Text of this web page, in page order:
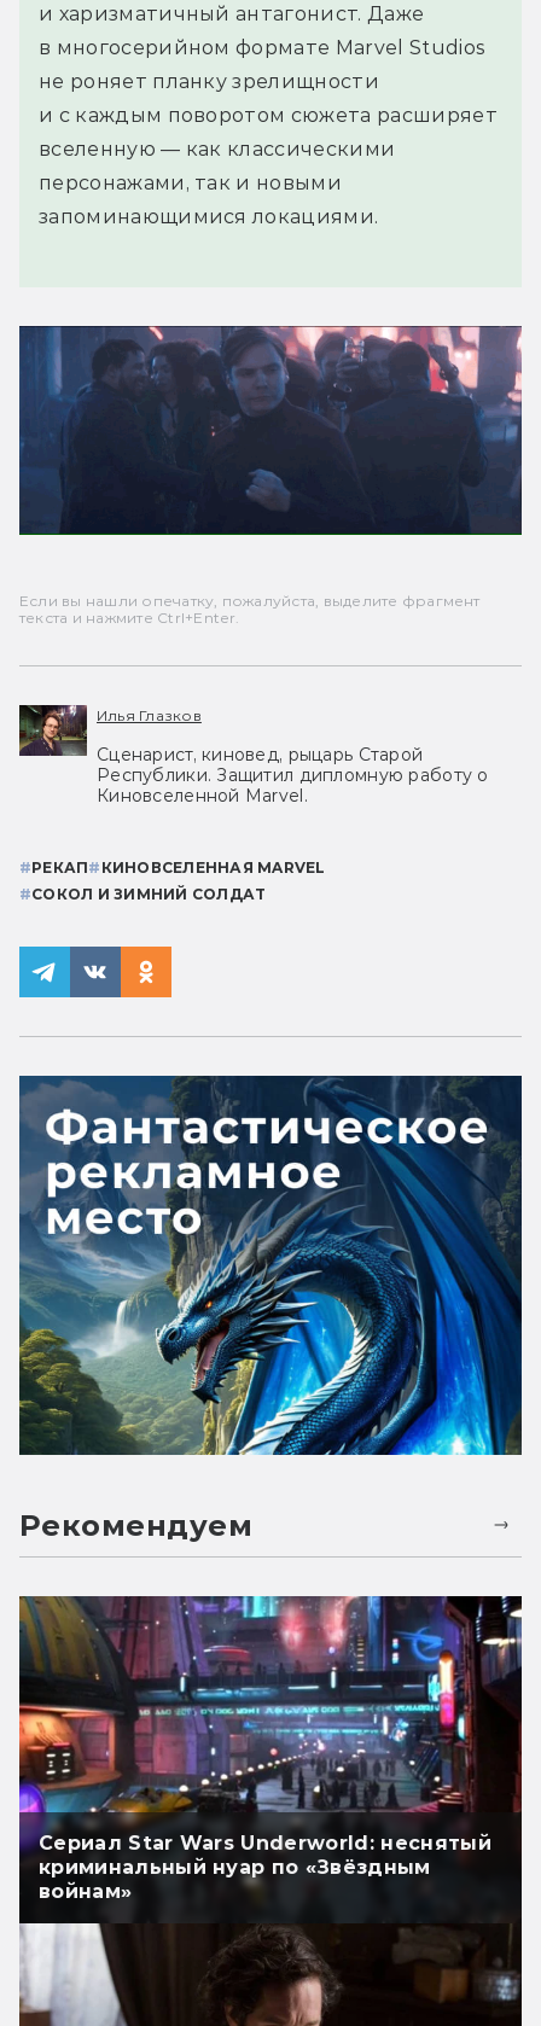
и харизматичный антагонист. Даже
в многосерийном формате Marvel Studios
не роняет планку зрелищности
и с каждым поворотом сюжета расширяет
вселенную — как классическими
персонажами, так и новыми
запоминающимися локациями.
Если вы нашли опечатку, пожалуйста, выделите фрагмент
текста и нажмите Ctrl+Enter.
Илья Глазков
Сценарист, киновед, рыцарь Старой
Республики. Защитил дипломную работу о
Киновселенной Marvel.
#РЕКАП# КИНОВСЕЛЕННАЯ MARVEL
#СОКОЛ И ЗИМНИЙ СОЛДАТ
Рекомендуем
Сериал Star Wars Underworld: неснятый
криминальный нуар по «Звёздным
войнам»